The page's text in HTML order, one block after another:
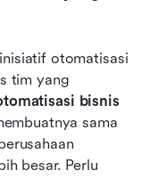
otomatisasi
tim yang
bisnis
sama
besar. Perlu